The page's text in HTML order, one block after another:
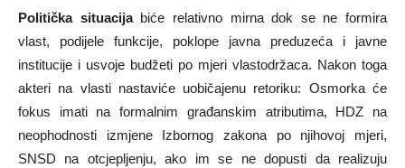
Politička situacijabiće relativno mirna dok se ne formira
vlast, podijele funkcije, poklope javna preduzeća i javne
institucije i usvoje budžeti po mjeri vlastodržaca. Nakon toga
akteri na vlasti nastaviće uobičajenu retoriku: Osmorka će
fokus imati na formalnim građanskim atributima, HDZ na
neophodnosti izmjene Izbornog zakona po njihovoj mjeri,
SNSD na otcjepljenju, ako im se ne dopusti da realizuju